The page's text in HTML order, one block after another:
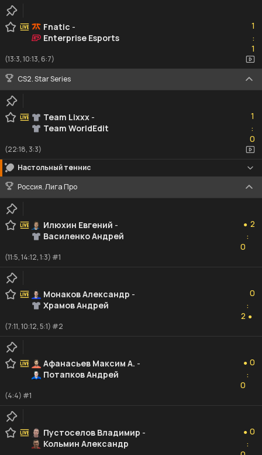
Fnatic -
Enterprise Esports
1
:1
1
(13:3, 10:13, 6:7)
CS2. Star Series
Team Lixxx -
Team WorldEdit
1
:0
0
(22:18, 3:3)
Настольный теннис
Россия. Лига Про
Илюхин Евгений -
Василенко Андрей
● 2
:
0
(11:5, 14:12, 1:3) #1
Монаков Александр -
Храмов Андрей
0
:
2 ●
(7:11, 10:12, 5:1) #2
Афанасьев Максим А. -
Потапков Андрей
● 0
:
0
(4:4) #1
Пустоселов Владимир -
Кольмин Александр
● 0
: